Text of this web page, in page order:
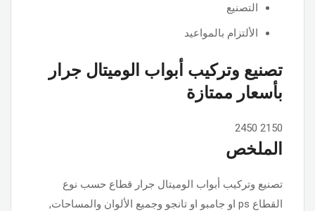
التصنيع
الألتزام بالمواعيد
تصنيع وتركيب أبواب الوميتال جرار
بأسعار ممتازة
2150
2450
الملخص
تصنيع وتركيب أبواب الوميتال جرار قطاع حسب نوع
القطاع ps او جامبو او تانجو وجميع الألوان والمساحات,